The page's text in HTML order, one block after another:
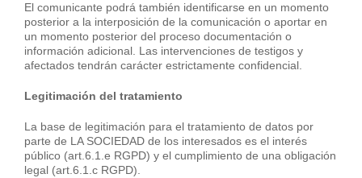
El comunicante podrá también identificarse en un momento
posterior a la interposición de la comunicación o aportar en
un momento posterior del proceso documentación o
información adicional. Las intervenciones de testigos y
afectados tendrán carácter estrictamente confidencial.
Legitimación del tratamiento
La base de legitimación para el tratamiento de datos por
parte de LA SOCIEDAD de los interesados es el interés
público (art.6.1.e RGPD) y el cumplimiento de una obligación
legal (art.6.1.c RGPD).